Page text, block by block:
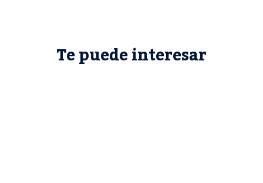
Te puede interesar